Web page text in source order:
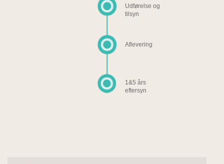
Udførelse og
tilsyn
Aflevering
1&5 års
eftersyn